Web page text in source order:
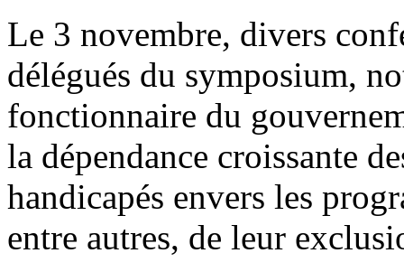
Le 3 novembre, divers
délégués du symposium,
fonctionnaire du
la dépendance croissante
handicapés envers les
entre autres, de leur